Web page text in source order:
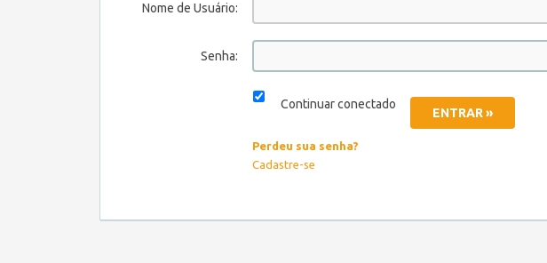
Nome de Usuário:
Senha:
Continuar conectado
Perdeu sua senha?
Cadastre-se